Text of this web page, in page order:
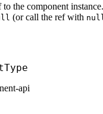
the component
(or call the ref with
api